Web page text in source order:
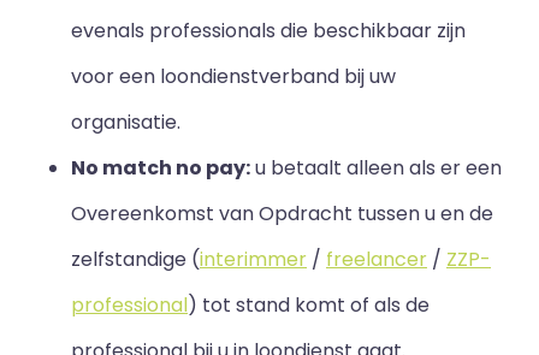
evenals professionals die beschikbaar zijn
voor een loondienstverband bij uw
organisatie.
No match no pay:u betaalt alleen als er een
Overeenkomst van Opdracht tussen u en de
zelfstandige (interimmer / freelancer / ZZP-
professional) tot stand komt of als de